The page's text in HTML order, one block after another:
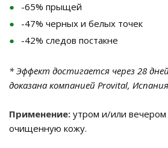
-65% прыщей
-47% черных и белых точек
-42% следов постакне
* Эффект достигается через 28
доказана компанией Provital, Испания
Применение: утром и/или вечером
очищенную кожу.